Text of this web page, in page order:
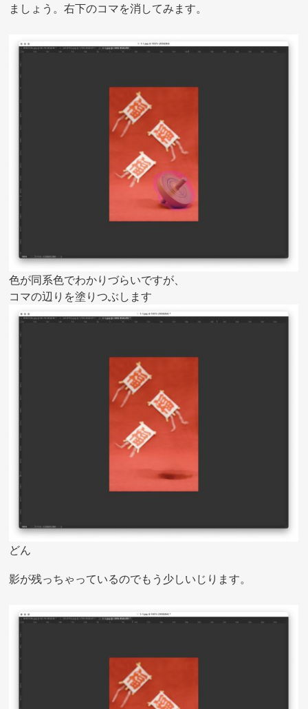
ましょう。右下のコマを消してみます。
色が同系色でわかりづらいですが、
コマの辺りを塗りつぶします
どん
影が残っちゃっているのでもう少しいじります。